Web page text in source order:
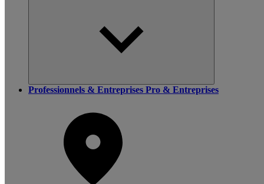
Professionnels & Entreprises Pro & Entreprises